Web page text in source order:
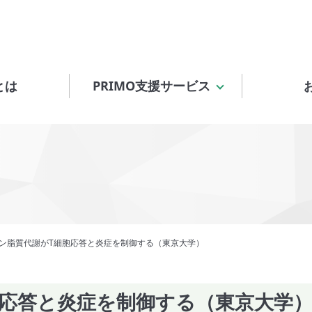
は PRIMO支援サービス
脂質代謝がT細胞応答と炎症を制御する（東京大学）
答と炎症を制御する（東京大学）